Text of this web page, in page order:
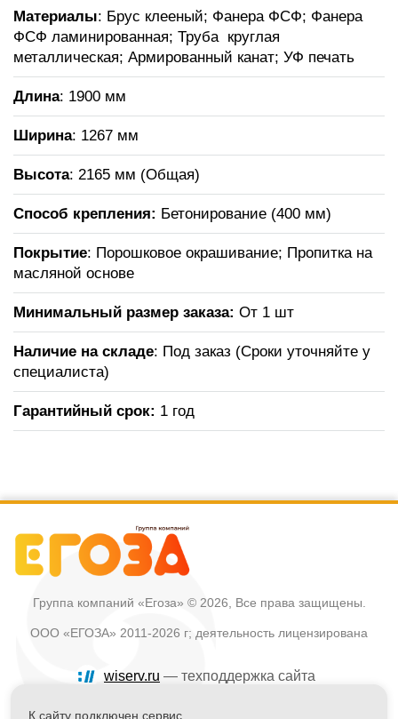
Материалы: Брус клееный; Фанера ФСФ; Фанера
ФСФ ламинированная; Труба круглая
металлическая; Армированный канат; УФ печать
Длина: 1900 мм
Ширина: 1267 мм
Высота: 2165 мм (Общая)
Способ крепления: Бетонирование (400 мм)
Покрытие: Порошковое окрашивание; Пропитка на
масляной основе
Минимальный размер заказа: От 1 шт
Наличие на складе: Под заказ (Сроки уточняйте у
специалиста)
Гарантийный срок: 1 год
Группа компаний «Егоза» © 2026, Все права защищены.
ООО «ЕГОЗА» 2011-2026 г; деятельность лицензирована
wiserv.ru — техподдержка сайта
Политика в отношении обработки персональных данных
К сайту подключен сервис